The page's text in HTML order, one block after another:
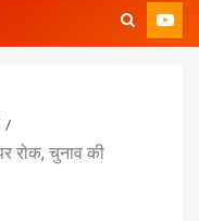
रोक, चुनाव की